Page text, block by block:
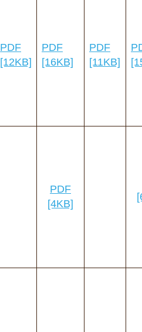
PDF
[12KB]
PDF
[16KB]
PDF
[11KB]
PDF
[4KB]